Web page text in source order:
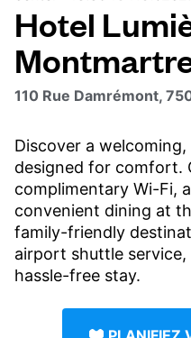
Hotel
110 Rue Damrémont,
Discover a
designed for comfort.
complimentary Wi-Fi,
convenient dining at
family-friendly
airport shuttle service,
hassle-free stay.